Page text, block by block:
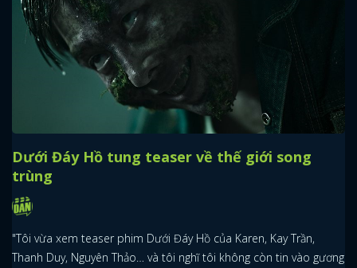
Dưới Đáy Hồ tung teaser về thế giới song
trùng
"Tôi vừa xem teaser phim Dưới Đáy Hồ của Karen, Kay Trần,
Thanh Duy, Nguyên Thảo… và tôi nghĩ tôi không còn tin vào gương